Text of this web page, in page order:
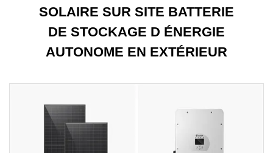
SOLAIRE SUR SITE BATTERIE
DE STOCKAGE D ÉNERGIE
AUTONOME EN EXTÉRIEUR